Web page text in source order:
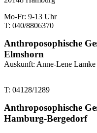
Mo-Fr: 9-13 Uhr
T: 040/8806370
Anthroposophische
Elmshorn
Auskunft: Anne-Lene Lamke
T: 04128/1289
Anthroposophische
Hamburg-Bergedorf